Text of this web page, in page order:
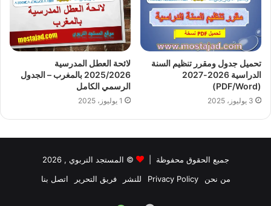
تحميل جدول ومقرر تنظيم السنة
الدراسية 2026-2027
(PDF/Word)
3 يوليوز، 2025
لائحة العطل المدرسية
2025/2026 بالمغرب – الجدول
الرسمي الكامل
1 يوليوز، 2025
جميع الحقوق محفوظة | © المستجد التربوي , 2026
من نحن
Privacy Policy للنشر فريق التحرير اتصل بنا